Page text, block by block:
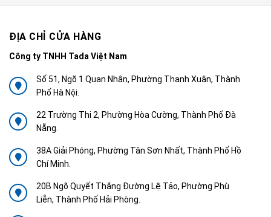
ĐỊA CHỈ CỬA HÀNG
Công ty TNHH Tada Việt Nam
Số 51, Ngõ 1 Quan Nhân, Phường Thanh Xuân, Thành
Phố Hà Nội.
22 Trường Thi 2, Phường Hòa Cường, Thành Phố Đà
Nẵng.
38A Giải Phóng, Phường Tân Sơn Nhất, Thành Phố Hồ
Chí Minh.
20B Ngõ Quyết Thắng Đường Lệ Tảo, Phường Phù
Liễn, Thành Phố Hải Phòng.